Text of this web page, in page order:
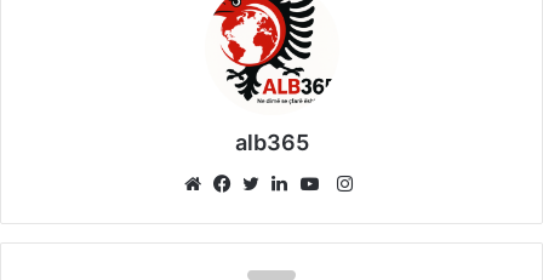
alb365
Instagram